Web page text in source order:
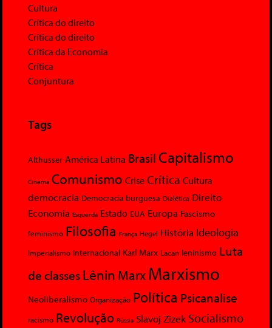
Cultura
Crítica do direito
Crítica do direito
Crítica da Economia
Crítica
Conjuntura
Tags
Althusser América Latina Brasil Capitalismo
Cinema Comunismo Crise Crítica Cultura
democracia Democracia burguesa Dialética Direito
Economia Esquerda Estado EUA Europa Fascismo
feminismo Filosofia França Hegel História Ideologia
Imperialismo Internacional Karl Marx Lacan leninismo Luta
de classesLênin MarxMarxismo
Neoliberalismo Organização Política Psicanalise
racismo Revolução Rússia Slavoj Zizek Socialismo